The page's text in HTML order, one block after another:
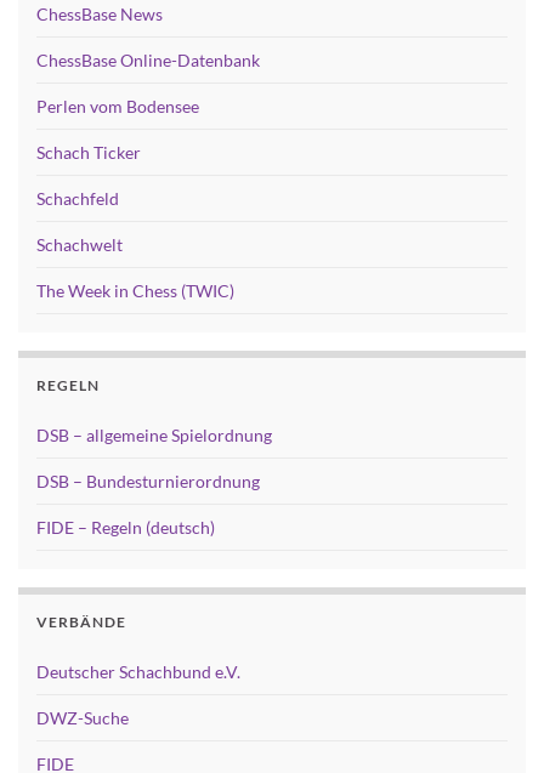
ChessBase News
ChessBase Online-Datenbank
Perlen vom Bodensee
Schach Ticker
Schachfeld
Schachwelt
The Week in Chess (TWIC)
REGELN
DSB – allgemeine Spielordnung
DSB – Bundesturnierordnung
FIDE – Regeln (deutsch)
VERBÄNDE
Deutscher Schachbund e.V.
DWZ-Suche
FIDE